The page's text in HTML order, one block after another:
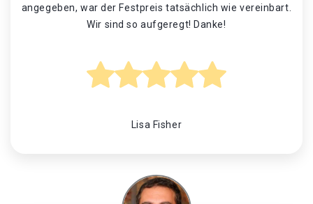
angegeben, war der Festpreis tatsächlich wie vereinbart.
Wir sind so aufgeregt! Danke!
Lisa Fisher